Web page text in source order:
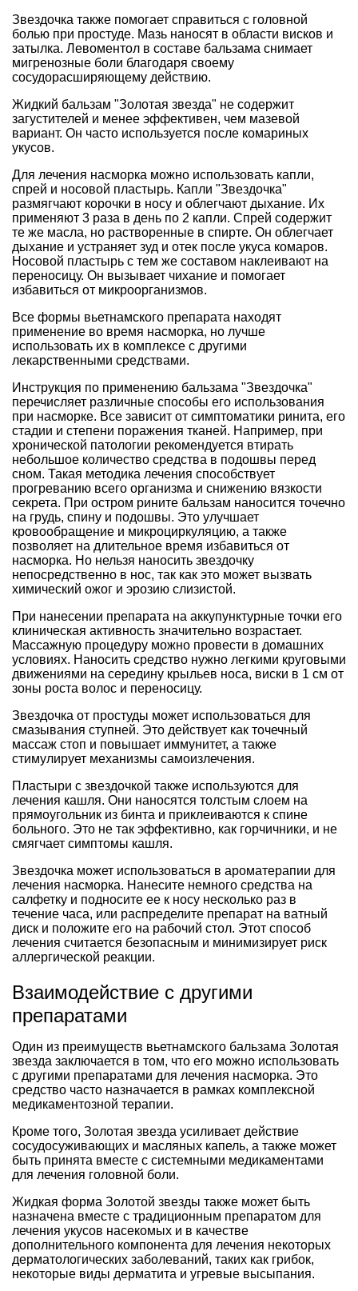
Звездочка также помогает справиться с головной
болью при простуде. Мазь наносят в области висков и
затылка. Левоментол в составе бальзама снимает
мигренозные боли благодаря своему
сосудорасширяющему действию.
Жидкий бальзам "Золотая звезда" не содержит
загустителей и менее эффективен, чем мазевой
вариант. Он часто используется после комариных
укусов.
Для лечения насморка можно использовать капли,
спрей и носовой пластырь. Капли "Звездочка"
размягчают корочки в носу и облегчают дыхание. Их
применяют 3 раза в день по 2 капли. Спрей содержит
те же масла, но растворенные в спирте. Он облегчает
дыхание и устраняет зуд и отек после укуса комаров.
Носовой пластырь с тем же составом наклеивают на
переносицу. Он вызывает чихание и помогает
избавиться от микроорганизмов.
Все формы вьетнамского препарата находят
применение во время насморка, но лучше
использовать их в комплексе с другими
лекарственными средствами.
Инструкция по применению бальзама "Звездочка"
перечисляет различные способы его использования
при насморке. Все зависит от симптоматики ринита, его
стадии и степени поражения тканей. Например, при
хронической патологии рекомендуется втирать
небольшое количество средства в подошвы перед
сном. Такая методика лечения способствует
прогреванию всего организма и снижению вязкости
секрета. При остром рините бальзам наносится точечно
на грудь, спину и подошвы. Это улучшает
кровообращение и микроциркуляцию, а также
позволяет на длительное время избавиться от
насморка. Но нельзя наносить звездочку
непосредственно в нос, так как это может вызвать
химический ожог и эрозию слизистой.
При нанесении препарата на аккупунктурные точки его
клиническая активность значительно возрастает.
Массажную процедуру можно провести в домашних
условиях. Наносить средство нужно легкими круговыми
движениями на середину крыльев носа, виски в 1 см от
зоны роста волос и переносицу.
Звездочка от простуды может использоваться для
смазывания ступней. Это действует как точечный
массаж стоп и повышает иммунитет, а также
стимулирует механизмы самоизлечения.
Пластыри с звездочкой также используются для
лечения кашля. Они наносятся толстым слоем на
прямоугольник из бинта и приклеиваются к спине
больного. Это не так эффективно, как горчичники, и не
смягчает симптомы кашля.
Звездочка может использоваться в ароматерапии для
лечения насморка. Нанесите немного средства на
салфетку и подносите ее к носу несколько раз в
течение часа, или распределите препарат на ватный
диск и положите его на рабочий стол. Этот способ
лечения считается безопасным и минимизирует риск
аллергической реакции.
Взаимодействие с другими
препаратами
Один из преимуществ вьетнамского бальзама Золотая
звезда заключается в том, что его можно использовать
с другими препаратами для лечения насморка. Это
средство часто назначается в рамках комплексной
медикаментозной терапии.
Кроме того, Золотая звезда усиливает действие
сосудосуживающих и масляных капель, а также может
быть принята вместе с системными медикаментами
для лечения головной боли.
Жидкая форма Золотой звезды также может быть
назначена вместе с традиционным препаратом для
лечения укусов насекомых и в качестве
дополнительного компонента для лечения некоторых
дерматологических заболеваний, таких как грибок,
некоторые виды дерматита и угревые высыпания.